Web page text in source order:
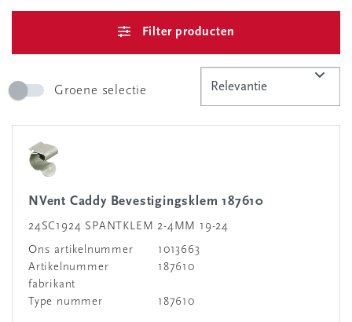
Filter producten
Groene selectie
nVent Caddy Bevestigingsklem 187610
24SC1924 SPANTKLEM 2-4MM 19-24
Ons artikelnummer
1013663
Artikelnummer
fabrikant
187610
Type nummer 187610